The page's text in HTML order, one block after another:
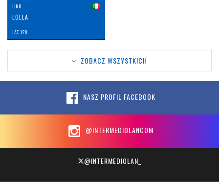
LINO
LOLLA
LAT: 128
ZOBACZ WSZYSTKICH
NASZ PROFIL FACEBOOK
@INTERMEDIOLANCOM
@INTERMEDIOLAN_